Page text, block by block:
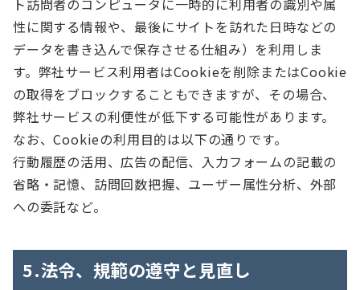
ト訪問者のコンピュータに一時的に利用者の識別や属
性に関する情報や、最後にサイトを訪れた日時などの
データを書き込んで保存させる仕組み）を利用しま
す。弊社サービス利用者はCookieを削除またはCookie
の取得をブロックすることもできますが、その場合、
弊社サービスの利便性が低下する可能性があります。
なお、Cookieの利用目的は以下の通りです。
行動履歴の活用、広告の配信、入力フォームの記載の
省略・記憶、訪問回数把握、ユーザー属性分析、外部
への委託など。
5.法令、規範の遵守と見直し